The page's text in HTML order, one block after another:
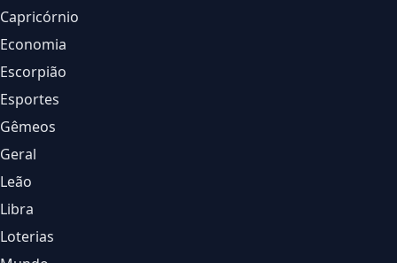
Capricórnio
Economia
Escorpião
Esportes
Gêmeos
Geral
Leão
Libra
Loterias